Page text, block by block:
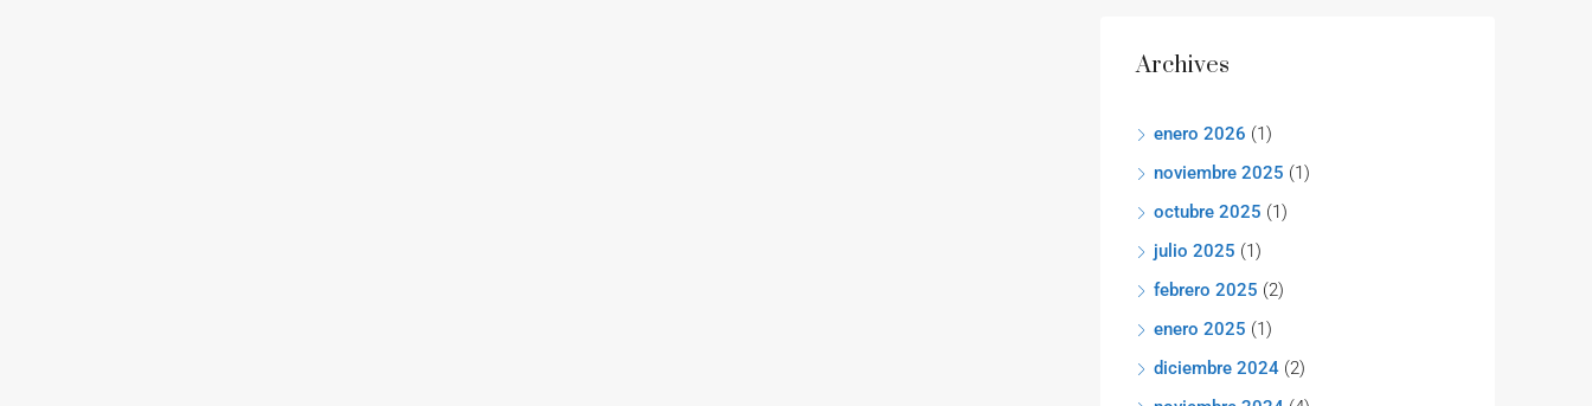
Archives
enero 2026 (1)
noviembre 2025 (1)
octubre 2025 (1)
julio 2025 (1)
febrero 2025 (2)
enero 2025 (1)
diciembre 2024 (2)